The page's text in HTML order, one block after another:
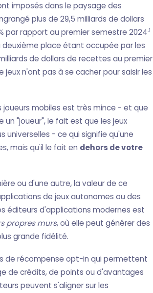
imposés dans le paysage des
plus de 29,5 milliards de dollars
par rapport au premier semestre 2024.1
place étant occupée par les
de dollars de recettes au premier
n'ont pas à se cacher pour saisir les
mobiles est très mince - et que
"joueur", le fait est que les jeux
universelles - ce qui signifie qu'une
mais qu'il le fait en dehors de votre
ou d'une autre, la valeur de ce
de jeux autonomes ou des
éditeurs d'applications modernes est
propres murs, où elle peut générer des
grande fidélité.
de récompense opt-in qui permettent
de crédits, de points ou d'avantages
peuvent s'aligner sur les